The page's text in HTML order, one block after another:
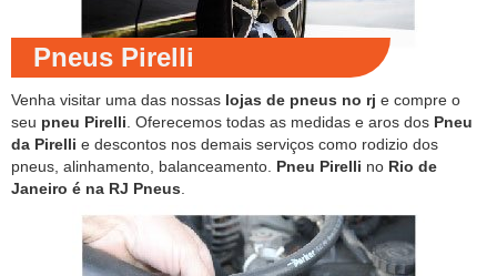
Pneus Pirelli
Venha visitar uma das nossas lojas de pneus no rj e compre o
seu pneu Pirelli . Oferecemos todas as medidas e aros dos Pneu
da Pirelli e descontos nos demais serviços como rodizio dos
pneus, alinhamento, balanceamento. Pneu Pirelli no Rio de
Janeiro é na RJ Pneus